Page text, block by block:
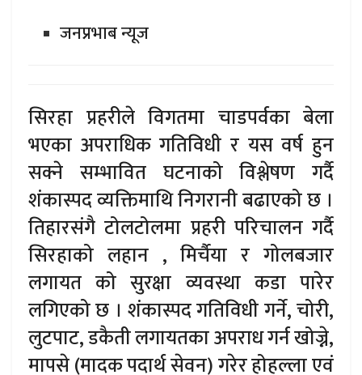
जनप्रभाब न्यूज
सिरहा प्रहरीले विगतमा चाडपर्वका बेला
भएका अपराधिक गतिविधी र यस वर्ष हुन
सक्ने सम्भावित घटनाको विश्लेषण गर्दै
शंकास्पद व्यक्तिमाथि निगरानी बढाएको छ ।
तिहारसंगै टोलटोलमा प्रहरी परिचालन गर्दै
सिरहाको लहान , मिर्चैया र गोलबजार
लगायत को सुरक्षा व्यवस्था कडा पारेर
लगिएको छ । शंकास्पद गतिविधी गर्ने, चोरी,
लुटपाट, डकैती लगायतका अपराध गर्न खोज्ने,
मापसे (मादक पदार्थ सेवन) गरेर होहल्ला एवं